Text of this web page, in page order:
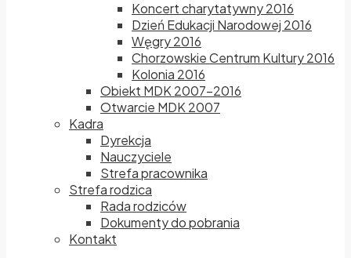
Koncert charytatywny 2016
Dzień Edukacji Narodowej 2016
Węgry 2016
Chorzowskie Centrum Kultury 2016
Kolonia 2016
Obiekt MDK 2007-2016
Otwarcie MDK 2007
Kadra
Dyrekcja
Nauczyciele
Strefa pracownika
Strefa rodzica
Rada rodziców
Dokumenty do pobrania
Kontakt